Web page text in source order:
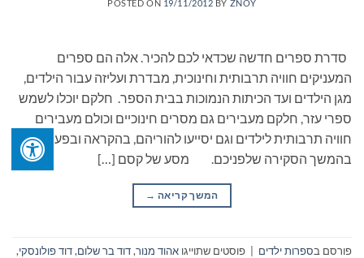
POSTED ON 19/11/2012 BY ZNOY
סדרת ספרים חדשה שכדאי לכם להכיר. אלה הם ספרים
המעניקים חוויה תרבותית וחינוכית, מבדרת ועליזה עבור הילדים,
מגן הילדים ועד הכיתות הנמוכות בבית הספר. חלקם יוכלו לשמש
ספרי עזר, חלקם מעבירים גם מסרים חינוכיים וכולם מעבירים
חוויה תרבותית לילדים וגם יסייעו להוריהם, בהקראה ובפעילויות.
בהמשך הסקירה שלפניכם. מסע של קסם […]
המשך קריאה →
פורסם בספרות ילדים פוסטים שתוייגו אהוד מנור,דוד בר שלום,דוד פולונסקי,